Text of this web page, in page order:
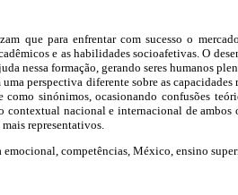
que para enfrentar com sucesso o
e as habilidades socioafetivas. O
nessa formação, gerando seres humanos
perspectiva diferente sobre as capacidades
como sinónimos, ocasionando confusões
contextual nacional e internacional de ambos
representativos.
competências, México, ensino